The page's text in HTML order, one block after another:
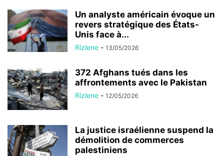
Un analyste américain évoque un
revers stratégique des États-
Unis face à...
Rizlene - 13/05/2026
372 Afghans tués dans les
affrontements avec le Pakistan
Rizlene - 12/05/2026
La justice israélienne suspend la
démolition de commerces
palestiniens